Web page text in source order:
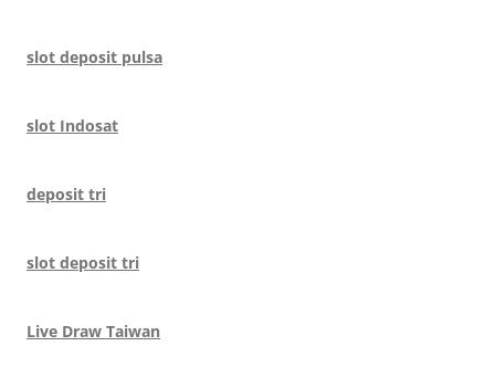
slot deposit pulsa
slot Indosat
deposit tri
slot deposit tri
Live Draw Taiwan